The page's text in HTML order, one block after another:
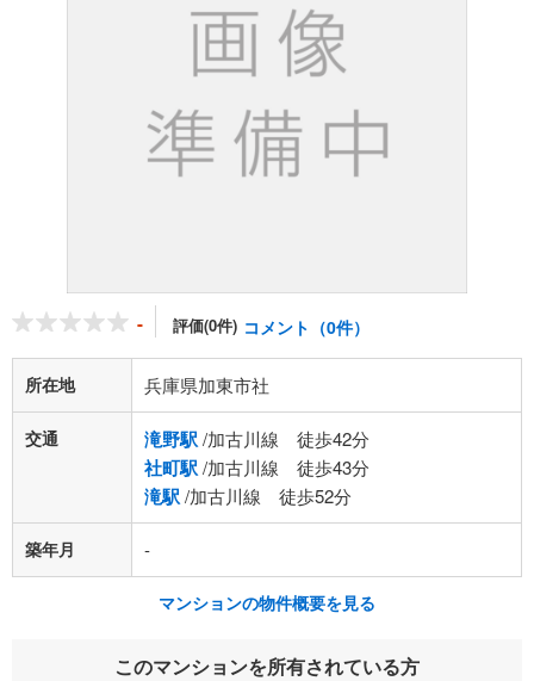
- 評価(0件) コメント（0件）
所在地 兵庫県加東市社
交通 滝野駅/加古川線 徒歩42分
社町駅/加古川線 徒歩43分
滝駅/加古川線 徒歩52分
築年月 -
マンションの物件概要を見る
このマンションを所有されている方